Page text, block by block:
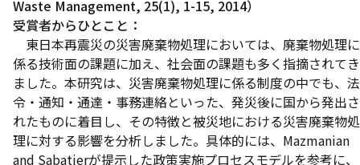
Waste Management, 25(1), 1-15, 2014）
受賞者からひとこと：
東日本再震災の災害廃棄物処理においては、廃棄物処理に
係る技術面の課題に加え、社会面の課題も多く指摘されてき
ました。本研究は、災害廃棄物処理に係る制度の中でも、法
令・通知・通達・事務連絡といった、発災後に国から発出さ
れたものに着目し、その特徴と被災地における災害廃棄物処
理に対する影響を分析しました。具体的には、Mazmanian
and Sabatierが提示した政策実施プロセスモデルを参考に、